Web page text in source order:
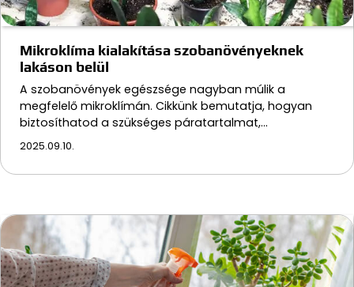
Mikroklíma kialakítása szobanövényeknek
lakáson belül
A szobanövények egészsége nagyban múlik a
megfelelő mikroklímán. Cikkünk bemutatja, hogyan
biztosíthatod a szükséges páratartalmat,…
2025.09.10.